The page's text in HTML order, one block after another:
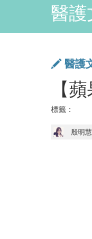
醫護
醫護
【
標籤：
殷明